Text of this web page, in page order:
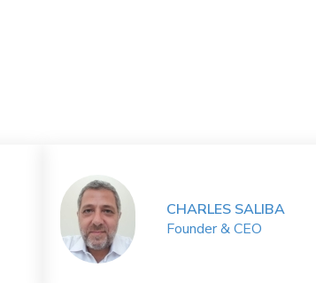
CHARLES SALIBA
Founder & CEO